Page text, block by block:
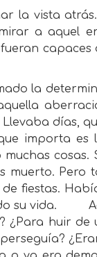
la vista
a aquel
la
días,
importa es
muchas
muerto. Pero
de fiestas.
su vida.
¿Para huir de